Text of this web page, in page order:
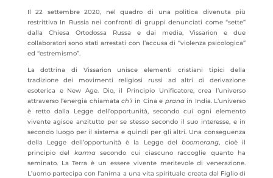
Il 22 settembre 2020, nel quadro di una politica divenuta più
restrittiva In Russia nei confronti di gruppi denunciati come “sette”
dalla Chiesa Ortodossa Russa e dai media, Vissarion e due
collaboratori sono stati arrestati con l’accusa di “violenza psicologica”
ed “estremismo”.
La dottrina di Vissarion unisce elementi cristiani tipici della
tradizione dei movimenti religiosi russi ad altri di derivazione
esoterica e New Age. Dio, il Principio Unificatore, crea l’universo
attraverso l’energia chiamatach’i in Cina e pranain India. L’universo
è retto dalla Legge dell’opportunità, secondo cui ogni elemento
vivente agisce anzitutto per se stesso secondo il suo interesse, e in
secondo luogo per il sistema e quindi per gli altri. Una conseguenza
della Legge dell’opportunità è la Legge delboomerang, cioè il
principio del karmasecondo cui ciascuno raccoglie quanto ha
seminato. La Terra è un essere vivente meritevole di venerazione.
L’uomo partecipa con l’anima a una vita spirituale creata dal Figlio di